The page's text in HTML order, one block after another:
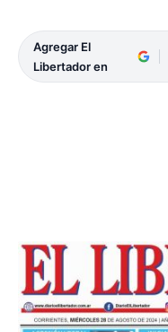
Agregar El
Libertador en